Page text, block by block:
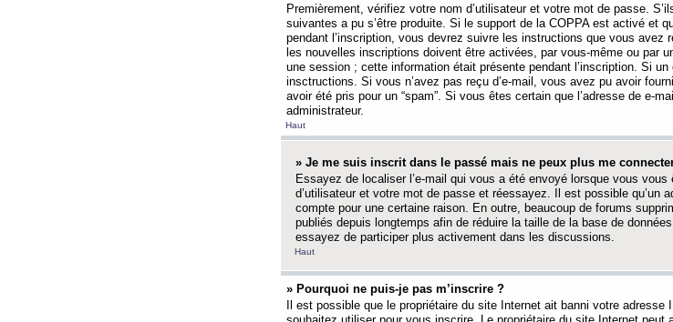
Premièrement, vérifiez votre nom d’utilisateur et votre mot de passe.
suivantes a pu s’être produite. Si le support de la COPPA est activé et
pendant l’inscription, vous devrez suivre les instructions que vous avez
les nouvelles inscriptions doivent être activées, par vous-même ou par
une session ; cette information était présente pendant l’inscription. Si
insctructions. Si vous n’avez pas reçu d’e-mail, vous avez pu avoir
avoir été pris pour un “spam”. Si vous êtes certain que l’adresse de e-
administrateur.
Haut
» Je me suis inscrit dans le passé mais ne peux plus me
Essayez de localiser l’e-mail qui vous a été envoyé lorsque vous
d’utilisateur et votre mot de passe et réessayez. Il est possible qu’un
compte pour une certaine raison. En outre, beaucoup de forums
publiés depuis longtemps afin de réduire la taille de la base de
essayez de participer plus activement dans les discussions.
Haut
» Pourquoi ne puis-je pas m’inscrire ?
Il est possible que le propriétaire du site Internet ait banni votre adresse